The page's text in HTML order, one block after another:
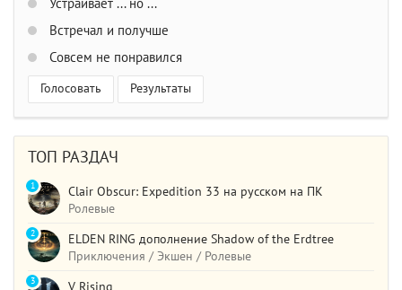
Устраивает ... но ...
Встречал и получше
Совсем не понравился
Голосовать Результаты
ТОП РАЗДАЧ
Clair Obscur: Expedition 33 на русском на ПК
Ролевые
1
ELDEN RING дополнение Shadow of the Erdtree
Приключения / Экшен / Ролевые
2
V Rising
3